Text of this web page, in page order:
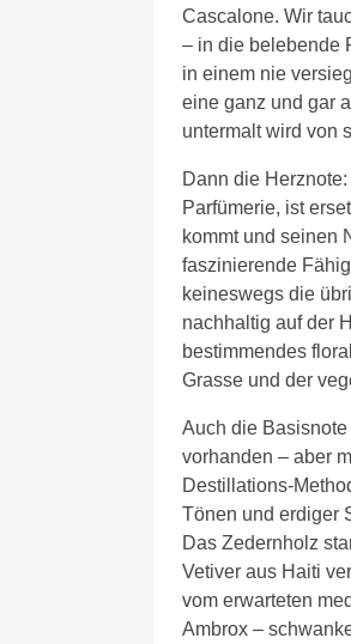
Cascalone. Wir
– in die belebende
in einem nie
eine ganz und gar
untermalt wird von
Dann die
Parfümerie, ist
kommt und seinen
faszinierende
keineswegs die
nachhaltig auf der
bestimmendes
Grasse und der
Auch die
vorhanden – aber
Destillations-
Tönen und erdiger
Das Zedernholz
Vetiver aus Haiti
vom erwarteten
Ambrox –